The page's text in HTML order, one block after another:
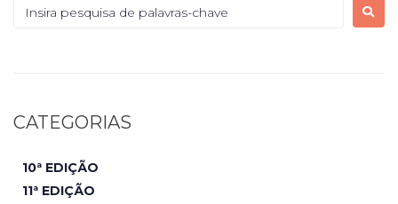
CATEGORIAS
10ª EDIÇÃO
11ª EDIÇÃO